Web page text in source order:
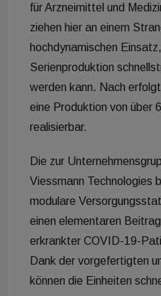
für Arzneimittel und
ziehen hier an einem
hochdynamischen
Serienproduktion
werden kann. Nach
eine Produktion von über
realisierbar.
Die zur
Viessmann Technologies
modulare
einen elementaren
erkrankter COVID-19-
Dank der vorgefertigten
können die Einheiten